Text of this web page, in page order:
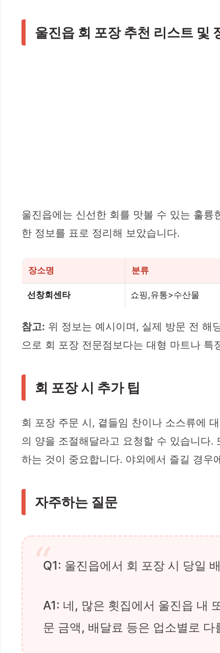
울진읍 회 포장 추천 리스트 및
울진읍에는 신선한 회를 맛볼 수 있는 훌
한 정보를 표로 정리해 보았습니다.
장소명 분류
선창회센타 쇼핑,유통>수산물
참고: 위 정보는 예시이며, 실제 방문 전 해
으로 회 포장 전문점보다는 대형 마트나
회 포장 시 추가 팁
회 포장 주문 시, 곁들임 찬이나 소스류에
의 양을 조절해달라고 요청할 수 있습니다
하는 것이 중요합니다. 야외에서 즐길 경우
자주하는 질문
Q1: 울진읍에서 회 포장 시 당일
A1: 네, 많은 횟집에서 울진읍 내
문 금액, 배달료 등은 업소별로